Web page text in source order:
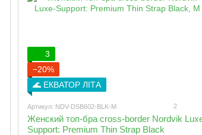
3
−20%
🌊 ЕКВАТОР ЛІТА
Артикул: NDV-DSB602-BLK-M 2
Женский топ-бра cross-border Nordvik
Support: Premium Thin Strap Black